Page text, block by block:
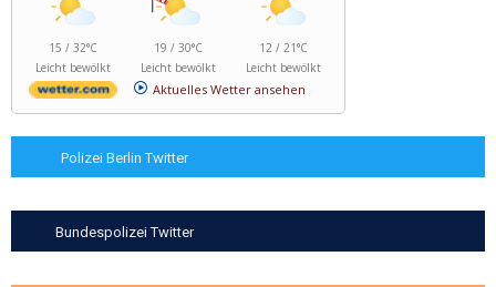
15 / 32°C
Leicht bewölkt
19 / 30°C
Leicht bewölkt
12 / 21°C
Leicht bewölkt
Aktuelles Wetter ansehen
Polizei Berlin Twitter
Bundespolizei Twitter